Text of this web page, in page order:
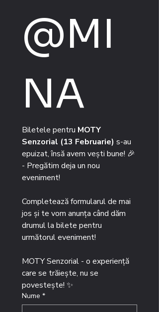
@MI
NA
Biletele pentru MOTY
Senzorial (13 Februarie) s-au
epuizat, însă avem vești bune! 🎉
- Pregătim deja un nou
eveniment!
Completează formularul de mai
jos și te vom anunța când dăm
drumul la bilete pentru
următorul eveniment!
MOTY Senzorial - o experiență
care se trăiește, nu se
povestește! ✨
Nume *